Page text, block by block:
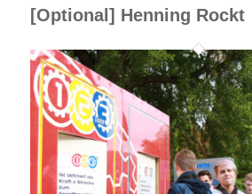
[Optional] Henning Rockt